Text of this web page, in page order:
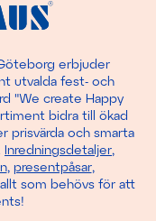
erbjuder
utvalda fest- och
"We create Happy
bidra till ökad
prisvärda och smarta
Inredningsdetaljer,
, presentpåsar,
som behövs för att